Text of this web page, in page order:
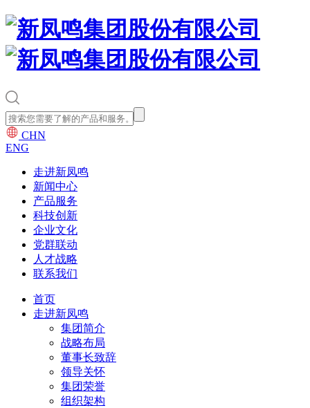
CHN
ENG
走进新凤鸣
新闻中心
产品服务
科技创新
企业文化
党群联动
人才战略
联系我们
首页
走进新凤鸣
集团简介
战略布局
董事长致辞
领导关怀
集团荣誉
组织架构